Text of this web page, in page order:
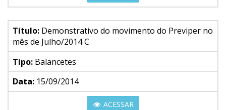
Título: Demonstrativo do movimento do Previper no
mês de Julho/2014 C
Tipo: Balancetes
Data: 15/09/2014
ACESSAR